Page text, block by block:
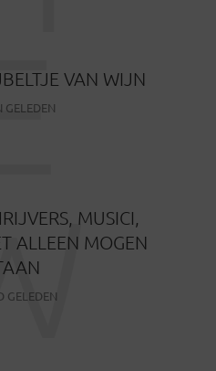
VAN WIJN
GELEDEN
MUSICI,
ALLEEN MOGEN
GELEDEN